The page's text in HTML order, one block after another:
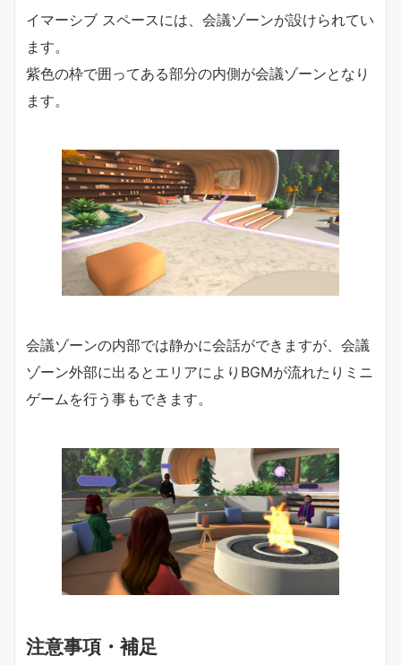
イマーシブ スペースには、会議ゾーンが設けられてい
ます。
紫色の枠で囲ってある部分の内側が会議ゾーンとなり
ます。
会議ゾーンの内部では静かに会話ができますが、会議
ゾーン外部に出るとエリアによりBGMが流れたりミニ
ゲームを行う事もできます。
注意事項・補足